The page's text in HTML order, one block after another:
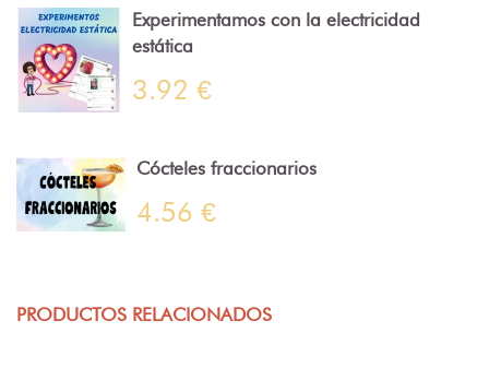
Experimentamos con la electricidad
estática
3.92 €
Cócteles fraccionarios
4.56 €
PRODUCTOS RELACIONADOS